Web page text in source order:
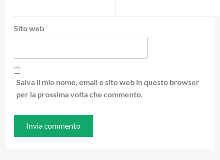
Sito web
Salva il mio nome, email e sito web in questo browser
per la prossima volta che commento.